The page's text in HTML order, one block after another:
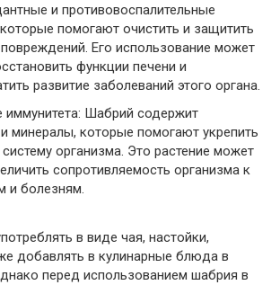
и противовоспалительные
помогают очистить и защитить
Его использование может
функции печени и
развитие заболеваний этого органа.
иммунитета: Шабрий содержит
минералы, которые помогают укрепить
организма. Это растение может
сопротивляемость организма к
и болезням.
в виде чая, настойки,
добавлять в кулинарные блюда в
перед использованием шабрия в